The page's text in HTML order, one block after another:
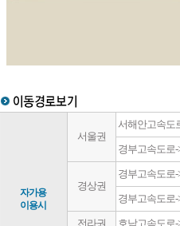
자가용
이용시
서울권
서해안고속도
경부고속도로-
경상권
경부고속도로-
경부고속도로-
전라권 호남고속도로-